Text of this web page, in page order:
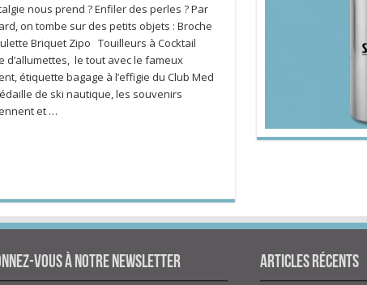
nous prend ? Enfiler des perles ? Par
on tombe sur des petits objets : Broche
Briquet Zipo Touilleurs à Cocktail
d’allumettes, le tout avec le fameux
étiquette bagage à l’effigie du Club Med
de ski nautique, les souvenirs
et …
vous à notre newsletter Articles Récents